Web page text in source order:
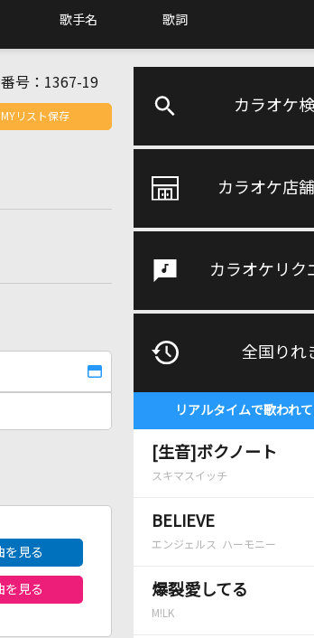
歌手名 歌詞
カラオケ
カラオケ店
カラオケリク
全国りれ
リアルタイムで歌われ
[生音]ボクノート
スキマスイッチ
BELIEVE
エンジェルス ハーモニー
爆裂愛してる
M!LK
号： 1367-19
MYリスト保存
を見る
を見る